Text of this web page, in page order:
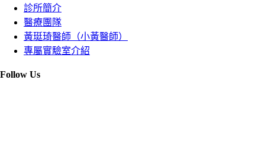
診所簡介
醫療團隊
黃珽琦醫師（小黃醫師）
專屬實驗室介紹
Follow Us